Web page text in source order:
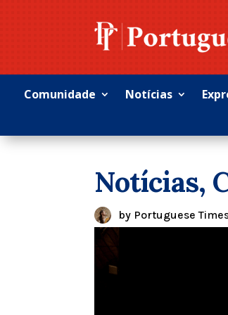
Comunidade Notícias
Notícias,
by Portuguese